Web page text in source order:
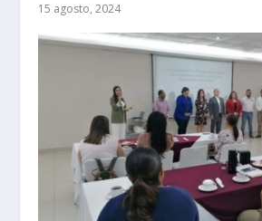
15 agosto, 2024